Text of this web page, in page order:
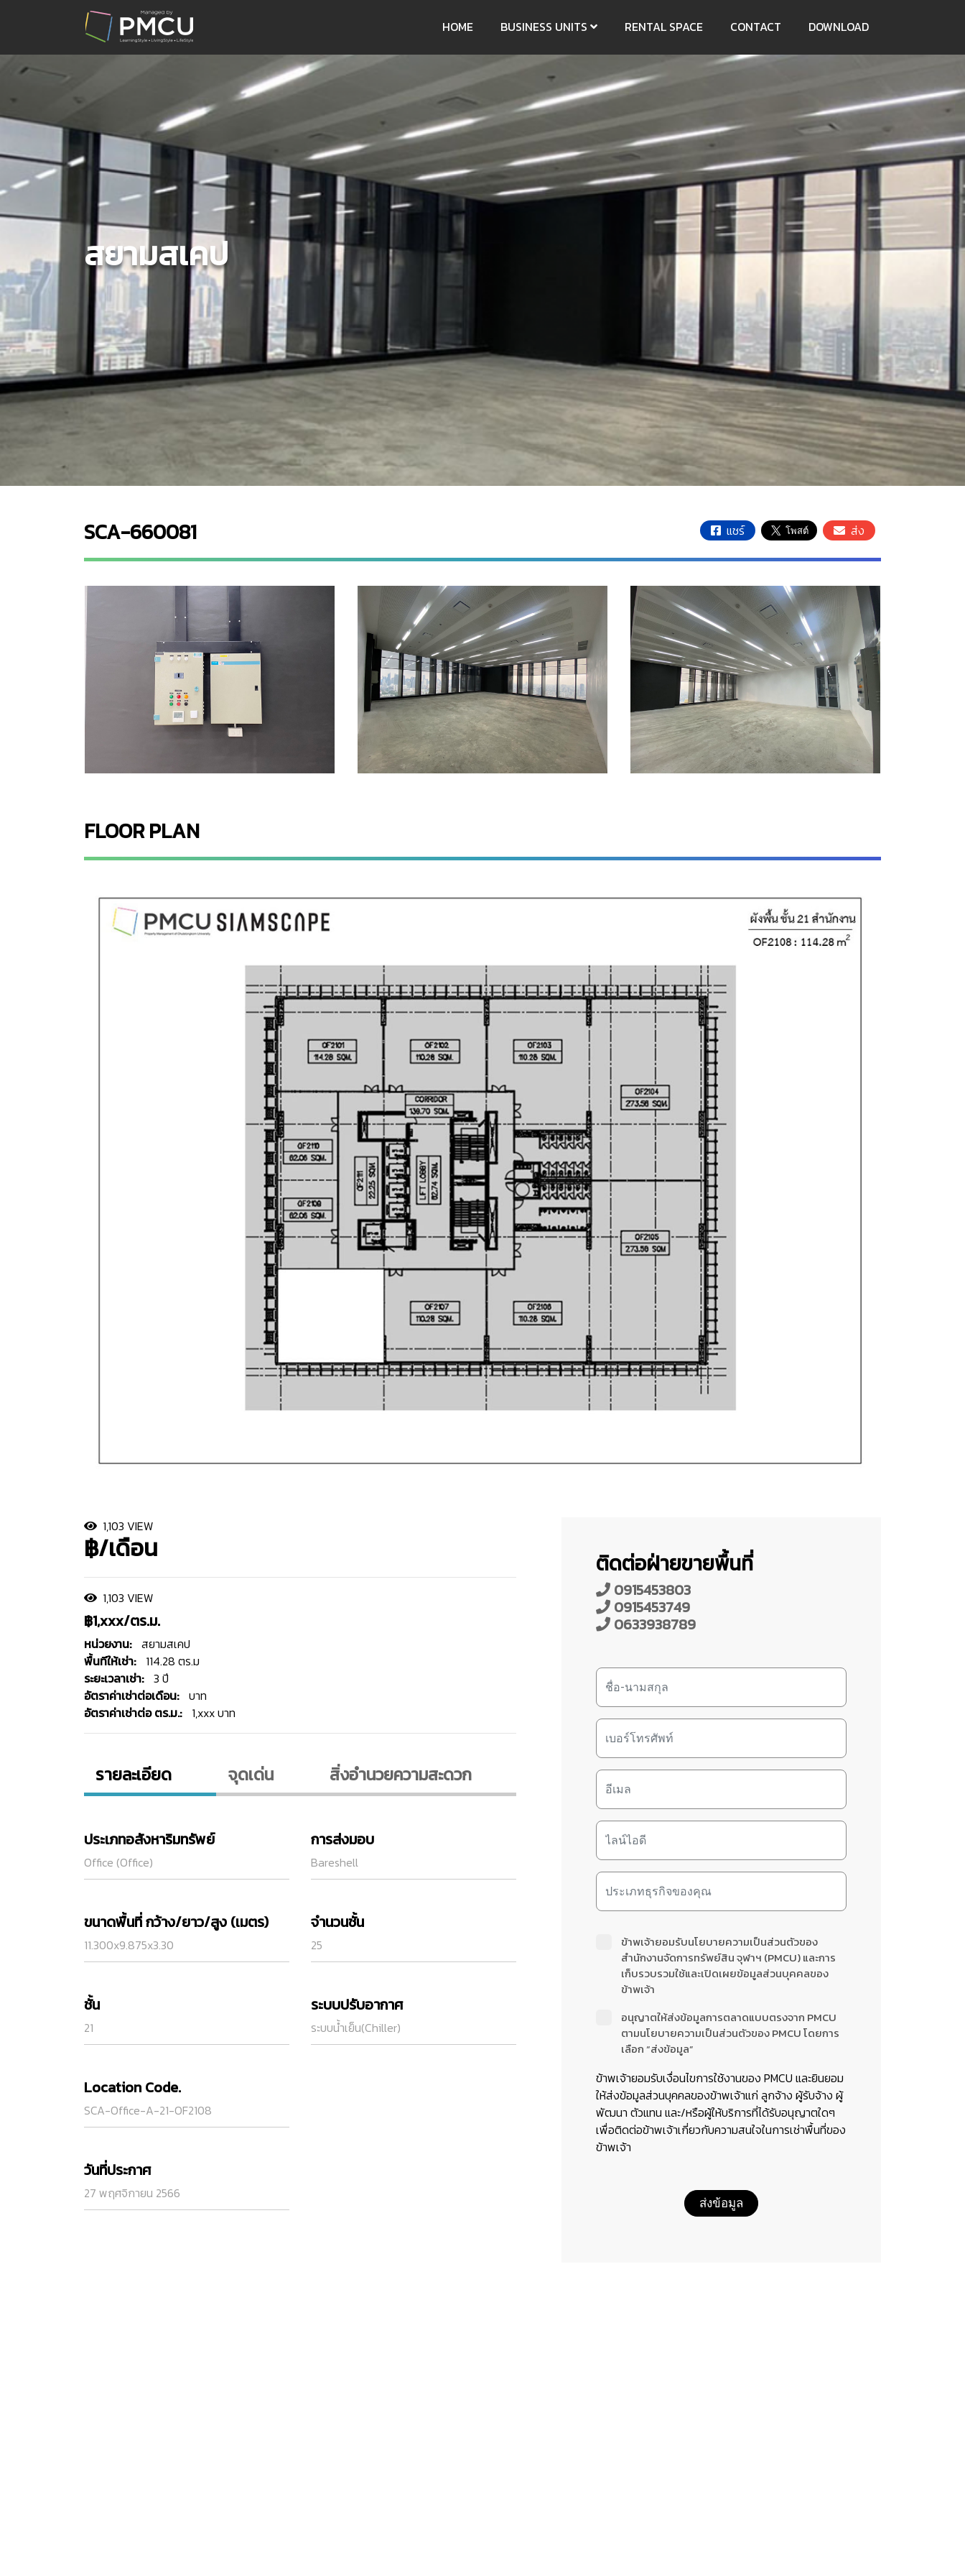
HOME BUSINESS UNITS RENTAL SPACE CONTACT DOWNLOAD
สยามสเคป
SCA-660081 แชร์ ส่ง
FLOOR PLAN
1,103 VIEW
฿/เดือน
1,103 VIEW
฿1,xxx/ตร.ม.
หน่วยงาน: สยามสเคป
พื้นทีให้เช่า:
114.28 ตร.ม
ระยะเวลาเช่า: 3 ปี
อัตราค่าเช่าต่อเดือน: บาท
อัตราค่าเช่าต่อ ตร.ม.:
1,xxx บาท
รายละเอียด จุดเด่น สิ่งอํานวยความสะดวก
ประเภทอสังหาริมทรัพย์
Office (Office)
ขนาดพื้นที่ กว้าง/ยาว/สูง (เมตร)
11.300x9.875x3.30
ชั้น
21
Location Code.
SCA-Office-A-21-OF2108
วันที่ประกาศ
27 พฤศจิกายน 2566
การส่งมอบ
Bareshell
จำนวนชั้น
25
ระบบปรับอากาศ
ระบบน้ำเย็น(Chiller)
ติดต่อฝ่ายขายพื้นที่
0915453803
0915453749
0633938789
ข้าพเจ้ายอมรับนโยบายความเป็นส่วนตัวของ
สำนักงานจัดการทรัพย์สิน จุฬาฯ (PMCU) และการ
เก็บรวบรวมใช้และเปิดเผยข้อมูลส่วนบุคคลของ
ข้าพเจ้า
อนุญาตให้ส่งข้อมูลการตลาดแบบตรงจาก PMCU
ตามนโยบายความเป็นส่วนตัวของ PMCU โดยการ
เลือก “ส่งข้อมูล”
ข้าพเจ้ายอมรับเงื่อนไขการใช้งานของ PMCU และยินยอม
ให้ส่งข้อมูลส่วนบุคคลของข้าพเจ้าแก่ ลูกจ้าง ผู้รับจ้าง ผู้
พัฒนา ตัวแทน และ/หรือผู้ให้บริการที่ได้รับอนุญาตใดๆ
เพื่อติดต่อข้าพเจ้าเกี่ยวกับความสนใจในการเช่าพื้นที่ของ
ข้าพเจ้า
ส่งข้อมูล